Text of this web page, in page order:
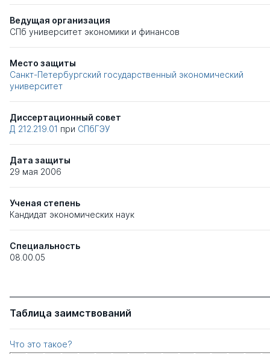
Ведущая организация
СПб университет экономики и финансов
Место защиты
Санкт-Петербургский государственный экономический
университет
Диссертационный совет
Д 212.219.01 при СПбГЭУ
Дата защиты
29 мая 2006
Ученая степень
Кандидат экономических наук
Специальность
08.00.05
Таблица заимствований
Что это такое?